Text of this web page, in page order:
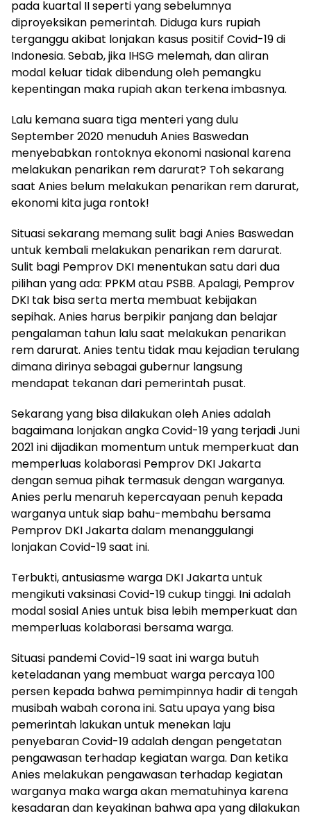
pada kuartal II seperti yang sebelumnya
diproyeksikan pemerintah. Diduga kurs rupiah
terganggu akibat lonjakan kasus positif Covid-19 di
Indonesia. Sebab, jika IHSG melemah, dan aliran
modal keluar tidak dibendung oleh pemangku
kepentingan maka rupiah akan terkena imbasnya.
Lalu kemana suara tiga menteri yang dulu
September 2020 menuduh Anies Baswedan
menyebabkan rontoknya ekonomi nasional karena
melakukan penarikan rem darurat? Toh sekarang
saat Anies belum melakukan penarikan rem darurat,
ekonomi kita juga rontok!
Situasi sekarang memang sulit bagi Anies Baswedan
untuk kembali melakukan penarikan rem darurat.
Sulit bagi Pemprov DKI menentukan satu dari dua
pilihan yang ada: PPKM atau PSBB. Apalagi, Pemprov
DKI tak bisa serta merta membuat kebijakan
sepihak. Anies harus berpikir panjang dan belajar
pengalaman tahun lalu saat melakukan penarikan
rem darurat. Anies tentu tidak mau kejadian terulang
dimana dirinya sebagai gubernur langsung
mendapat tekanan dari pemerintah pusat.
Sekarang yang bisa dilakukan oleh Anies adalah
bagaimana lonjakan angka Covid-19 yang terjadi Juni
2021 ini dijadikan momentum untuk memperkuat dan
memperluas kolaborasi Pemprov DKI Jakarta
dengan semua pihak termasuk dengan warganya.
Anies perlu menaruh kepercayaan penuh kepada
warganya untuk siap bahu-membahu bersama
Pemprov DKI Jakarta dalam menanggulangi
lonjakan Covid-19 saat ini.
Terbukti, antusiasme warga DKI Jakarta untuk
mengikuti vaksinasi Covid-19 cukup tinggi. Ini adalah
modal sosial Anies untuk bisa lebih memperkuat dan
memperluas kolaborasi bersama warga.
Situasi pandemi Covid-19 saat ini warga butuh
keteladanan yang membuat warga percaya 100
persen kepada bahwa pemimpinnya hadir di tengah
musibah wabah corona ini. Satu upaya yang bisa
pemerintah lakukan untuk menekan laju
penyebaran Covid-19 adalah dengan pengetatan
pengawasan terhadap kegiatan warga. Dan ketika
Anies melakukan pengawasan terhadap kegiatan
warganya maka warga akan mematuhinya karena
kesadaran dan keyakinan bahwa apa yang dilakukan